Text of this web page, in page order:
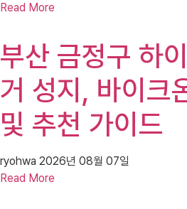
Read More
부산 금정구 하
거 성지, 바이크
및 추천 가이드
ryohwa 2026년 08월 07일
Read More